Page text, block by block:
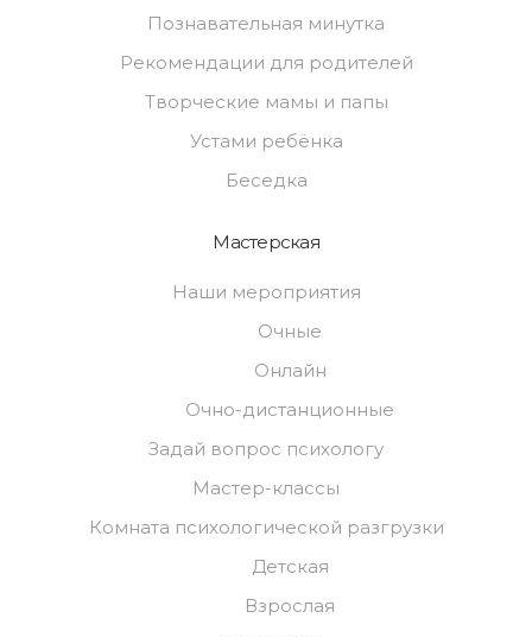
Познавательная минутка
Рекомендации для родителей
Творческие мамы и папы
Устами ребёнка
Беседка
Мастерская
Наши мероприятия
Очные
Онлайн
Очно-дистанционные
Задай вопрос психологу
Мастер-классы
Комната психологической разгрузки
Детская
Взрослая